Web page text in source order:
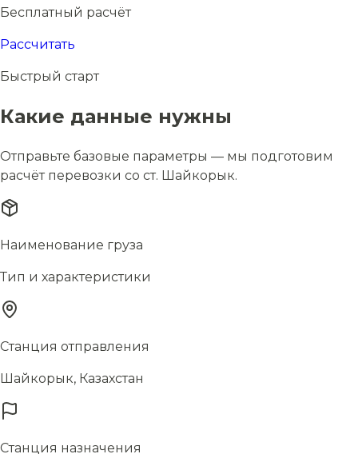
Бесплатный расчёт
Рассчитать
Быстрый старт
Какие данные нужны
Отправьте базовые параметры — мы подготовим
расчёт перевозки со ст. Шайкорык.
Наименование груза
Тип и характеристики
Станция отправления
Шайкорык, Казахстан
Станция назначения